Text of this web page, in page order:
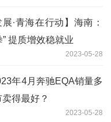
展·青海在行动】海南：
提质增效稳就业
2023-05-28
年4月奔驰EQA销量多
得最好？
2023-05-28